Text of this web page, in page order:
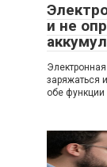
и не
заряжаться
обе функции